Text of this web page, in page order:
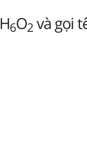
H6O2 và gọi